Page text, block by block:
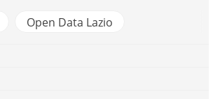
Open Data Lazio